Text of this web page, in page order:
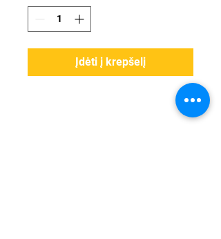
Įdėti į krepšelį